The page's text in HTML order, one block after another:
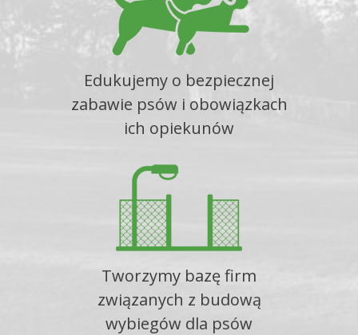
Edukujemy o bezpiecznej
zabawie psów i obowiązkach
ich opiekunów
Tworzymy bazę firm
związanych z budową
wybiegów dla psów